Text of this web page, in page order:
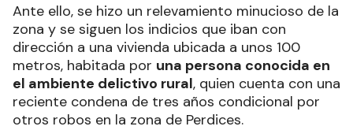
Ante ello, se hizo un relevamiento minucioso de la
zona y se siguen los indicios que iban con
dirección a una vivienda ubicada a unos 100
metros, habitada por una persona conocida en
el ambiente delictivo rural, quien cuenta con una
reciente condena de tres años condicional por
otros robos en la zona de Perdices.